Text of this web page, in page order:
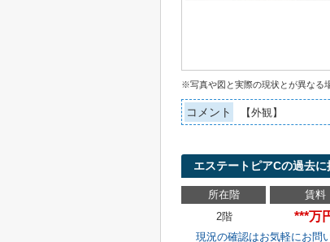
※写真や図と実際の現状とが異なる
コメント 【外観】
エステートピアCの過去
所在階 賃料
2階
***万
現況の確認はお気軽にお問